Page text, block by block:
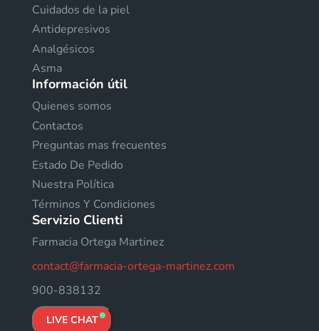
Cuidados de la piel
Antidepresivos
Analgésicos
Asma
Información útil
Quienes somos
Contactos
Preguntas mas frecuentes
Estado De Pedido
Nuestra Política
Términos Y Condiciones
Servizio Clienti
Farmacia Ortega Martinez
contact@farmacia-ortega-martinez.com
900-838132
LIVE CHAT